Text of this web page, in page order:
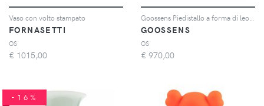
Vaso con volto stampato
FORNASETTI
OS
€ 1015,00
GOOSSENS
OS
€ 970,00
-16%